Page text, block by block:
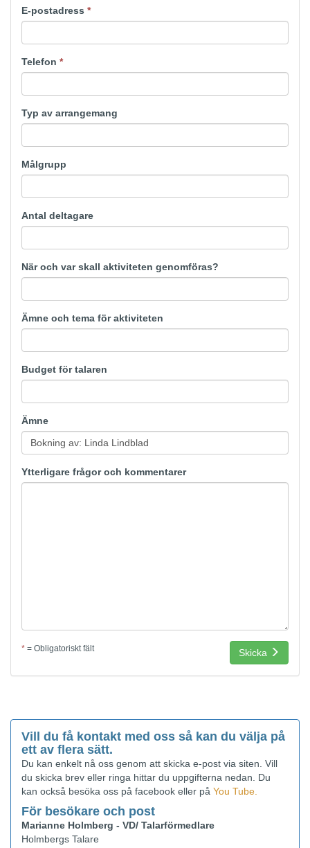
E-postadress *
Telefon *
Typ av arrangemang
Målgrupp
Antal deltagare
När och var skall aktiviteten genomföras?
Ämne och tema för aktiviteten
Budget för talaren
Ämne
Ytterligare frågor och kommentarer
* = Obligatoriskt fält Skicka
Vill du få kontakt med oss så kan du välja på
ett av flera sätt.
Du kan enkelt nå oss genom att skicka e-post via siten. Vill
du skicka brev eller ringa hittar du uppgifterna nedan. Du
kan också besöka oss på facebook eller på You Tube.
För besökare och post
Marianne Holmberg - VD/ Talarförmedlare
Holmbergs Talare